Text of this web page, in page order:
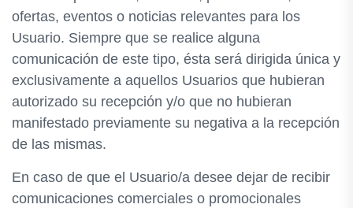
ofertas, eventos o noticias relevantes para los
Usuario. Siempre que se realice alguna
comunicación de este tipo, ésta será dirigida única y
exclusivamente a aquellos Usuarios que hubieran
autorizado su recepción y/o que no hubieran
manifestado previamente su negativa a la recepción
de las mismas.
En caso de que el Usuario/a desee dejar de recibir
comunicaciones comerciales o promocionales